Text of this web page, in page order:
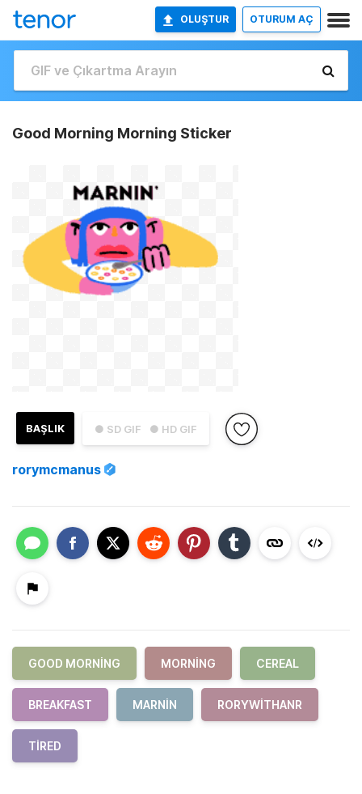
OLUŞTUR OTURUM AÇ
Good Morning Morning Sticker
● SD GIF ● HD GIF
BAŞLIK
rorymcmanus
GOOD MORNING MORNING CEREAL
BREAKFAST MARNIN RORYWITHANR
TIRED